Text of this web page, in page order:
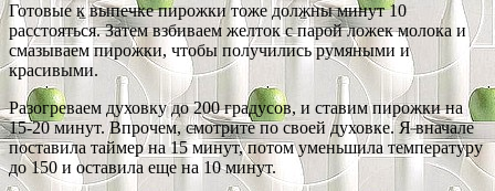
Готовые к выпечке пирожки тоже должны минут 10
расстояться. Затем взбиваем желток с парой ложек молока и
смазываем пирожки, чтобы получились румяными и
красивыми.
Разогреваем духовку до 200 градусов, и ставим пирожки на
15-20 минут. Впрочем, смотрите по своей духовке. Я вначале
поставила таймер на 15 минут, потом уменьшила температуру
до 150 и оставила еще на 10 минут.